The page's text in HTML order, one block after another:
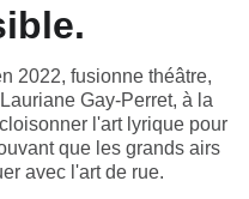
2022, fusionne théâtre,
Gay-Perret, à la
l'art lyrique pour
que les grands airs
avec l'art de rue.